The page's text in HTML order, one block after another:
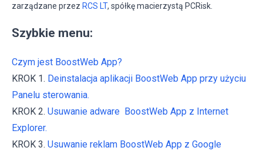
zarządzane przez RCS LT, spółkę macierzystą PCRisk.
Szybkie menu:
Czym jest BoostWeb App?
KROK 1. Deinstalacja aplikacji BoostWeb App przy użyciu
Panelu sterowania.
KROK 2. Usuwanie adware BoostWeb App z Internet
Explorer.
KROK 3. Usuwanie reklam BoostWeb App z Google